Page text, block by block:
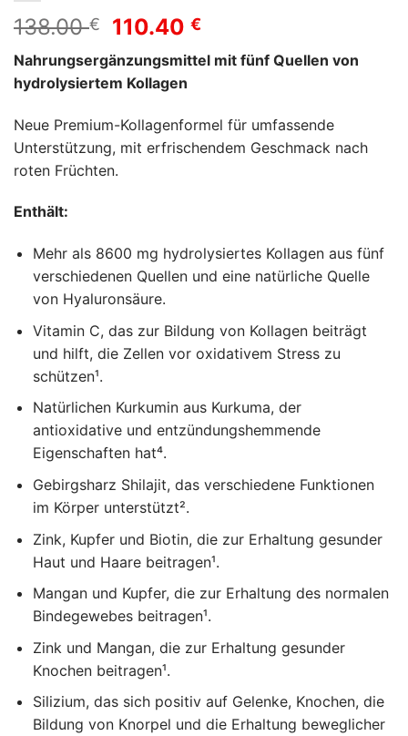
138.00€
Ursprünglicher
Preis
war:
138.00 €
110.40€Aktueller
Preis
ist:
Nahrungsergänzungsmittel mit fünf Quellen von
hydrolysiertem Kollagen
Neue Premium-Kollagenformel für umfassende
Unterstützung, mit erfrischendem Geschmack nach
roten Früchten.
Enthält:
Mehr als 8600 mg hydrolysiertes Kollagen aus fünf
verschiedenen Quellen und eine natürliche Quelle
von Hyaluronsäure.
Vitamin C, das zur Bildung von Kollagen beiträgt
und hilft, die Zellen vor oxidativem Stress zu
schützen¹.
Natürlichen Kurkumin aus Kurkuma, der
antioxidative und entzündungshemmende
Eigenschaften hat⁴.
Gebirgsharz Shilajit, das verschiedene Funktionen
im Körper unterstützt².
Zink, Kupfer und Biotin, die zur Erhaltung gesunder
Haut und Haare beitragen¹.
Mangan und Kupfer, die zur Erhaltung des normalen
Bindegewebes beitragen¹.
Zink und Mangan, die zur Erhaltung gesunder
Knochen beitragen¹.
Silizium, das sich positiv auf Gelenke, Knochen, die
Bildung von Knorpel und die Erhaltung beweglicher